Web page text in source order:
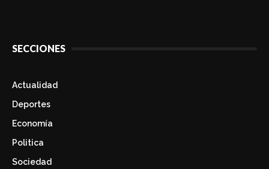
SECCIONES
Actualidad
Deportes
Economía
Politica
Sociedad